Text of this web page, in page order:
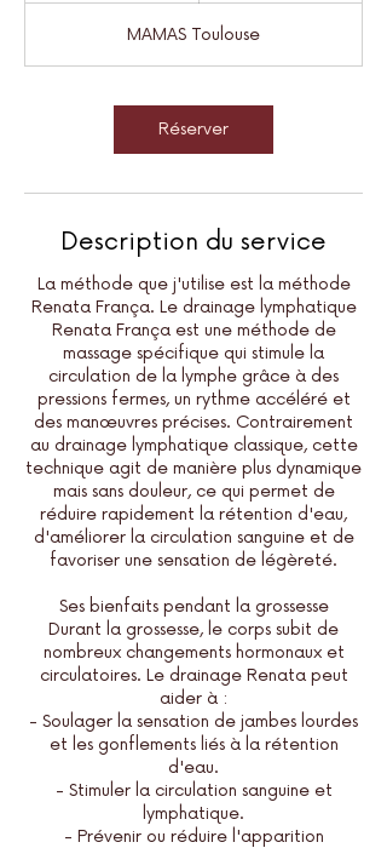
i
n
MAMAS Toulouse
Réserver
Description du service
La méthode que j'utilise est la méthode
Renata França. Le drainage lymphatique
Renata França est une méthode de
massage spécifique qui stimule la
circulation de la lymphe grâce à des
pressions fermes, un rythme accéléré et
des manœuvres précises. Contrairement
au drainage lymphatique classique, cette
technique agit de manière plus dynamique
mais sans douleur, ce qui permet de
réduire rapidement la rétention d'eau,
d'améliorer la circulation sanguine et de
favoriser une sensation de légèreté.
​Ses bienfaits pendant la grossesse
Durant la grossesse, le corps subit de
nombreux changements hormonaux et
circulatoires. Le drainage Renata peut
aider à :
- Soulager la sensation de jambes lourdes
et les gonflements liés à la rétention
d'eau.
- Stimuler la circulation sanguine et
lymphatique.
- Prévenir ou réduire l'apparition